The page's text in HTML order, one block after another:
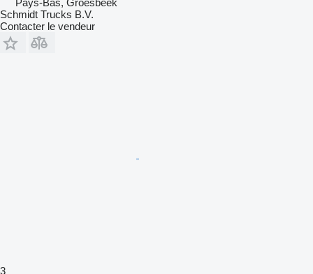
Schmidt Trucks B.V.
Contacter le vendeur
3